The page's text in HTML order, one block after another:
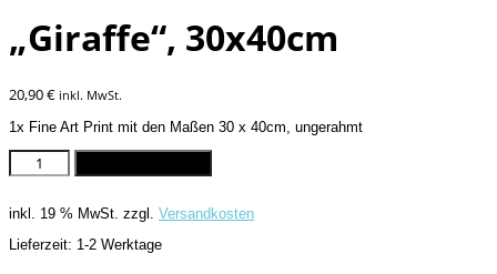
„Giraffe“, 30x40cm
20,90€ inkl. MwSt.
1x Fine Art Print mit den Maßen 30 x 40cm, ungerahmt
"Giraffe",
30x40cm
inkl. 19 % MwSt. zzgl. Versandkosten
Lieferzeit: 1-2 Werktage